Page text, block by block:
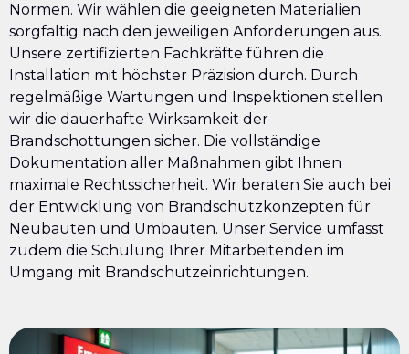
Normen. Wir wählen die geeigneten Materialien
sorgfältig nach den jeweiligen Anforderungen aus.
Unsere zertifizierten Fachkräfte führen die
Installation mit höchster Präzision durch. Durch
regelmäßige Wartungen und Inspektionen stellen
wir die dauerhafte Wirksamkeit der
Brandschottungen sicher. Die vollständige
Dokumentation aller Maßnahmen gibt Ihnen
maximale Rechtssicherheit. Wir beraten Sie auch bei
der Entwicklung von Brandschutzkonzepten für
Neubauten und Umbauten. Unser Service umfasst
zudem die Schulung Ihrer Mitarbeitenden im
Umgang mit Brandschutzeinrichtungen.